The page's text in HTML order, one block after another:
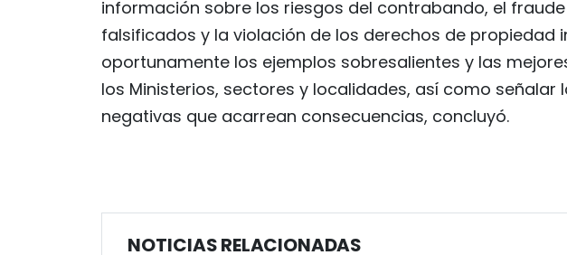
información sobre los riesgos del contrabando, el
falsificados y la violación de los derechos de propiedad
oportunamente los ejemplos sobresalientes y las
los Ministerios, sectores y localidades, así como
negativas que acarrean consecuencias, concluyó.
NOTICIAS RELACIONADAS